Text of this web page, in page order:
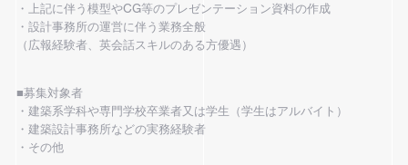
・上記に伴う模型やCG等のプレゼンテーション資料の作成
・設計事務所の運営に伴う業務全般
（広報経験者、英会話スキルのある方優遇）
■募集対象者
・建築系学科や専門学校卒業者又は学生（学生はアルバイト）
・建築設計事務所などの実務経験者
・その他